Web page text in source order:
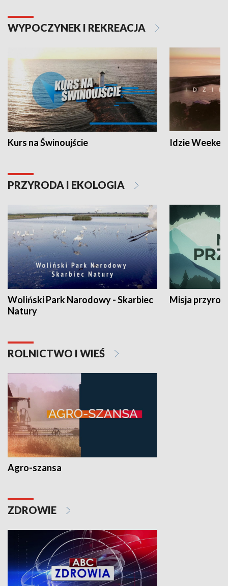
WYPOCZYNEK I REKREACJA
Kurs na Świnoujście Idzie
PRZYRODA I EKOLOGIA
Woliński Park Narodowy - Skarbiec
Natury
Misja
ROLNICTWO I WIEŚ
Agro-szansa
ZDROWIE